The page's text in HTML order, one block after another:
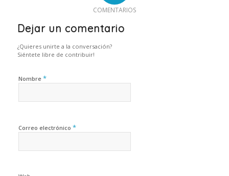
COMENTARIOS
Dejar un comentario
¿Quieres unirte a la conversación?
Siéntete libre de contribuir!
Nombre *
Correo electrónico *